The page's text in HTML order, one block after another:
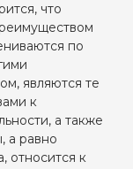
что
по
являются те
к
а также
а равно
относится к